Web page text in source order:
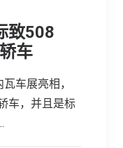
致508
车
车展亮相，
车，并且是标